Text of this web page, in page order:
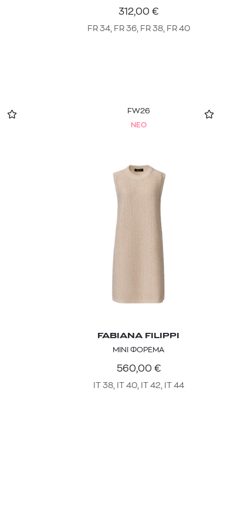
312,00 €
FR 34, FR 36, FR 38, FR 40
FW26
NEO
FABIANA FILIPPI
ΜΙΝΙ ΦΟΡΕΜΑ
560,00 €
IT 38, IT 40, IT 42, IT 44